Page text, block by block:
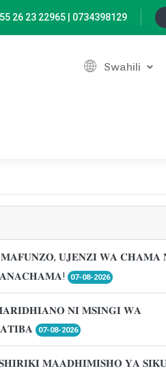
26 23 22965 | 0734398129
Swahili
𝐌𝐀𝐅𝐔𝐍𝐙𝐎, 𝐔𝐉𝐄𝐍𝐙𝐈 𝐖𝐀 𝐂𝐇𝐀𝐌𝐀
07-08-2026
𝐍𝐈 𝐌𝐒𝐈𝐍𝐆𝐈 𝐖𝐀
07-08-2026
𝐌𝐀𝐀𝐃𝐇𝐈𝐌𝐈𝐒𝐇𝐎 𝐘𝐀